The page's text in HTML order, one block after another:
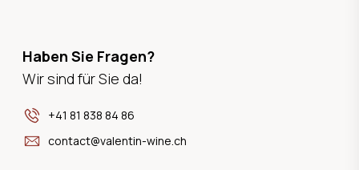
Haben Sie Fragen?
Wir sind für Sie da!
+41 81 838 84 86
contact@valentin-wine.ch